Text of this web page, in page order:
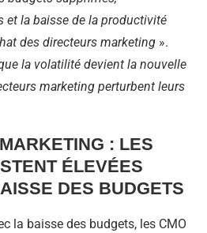
et la baisse de la productivité
des directeurs marketing ».
la volatilité devient la nouvelle
marketing perturbent leurs
: LES
ÉLEVÉES
DES BUDGETS
la baisse des budgets, les CMO